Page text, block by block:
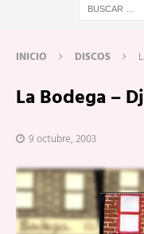
INICIO DISCOS
La Bodega –
9 octubre, 2003